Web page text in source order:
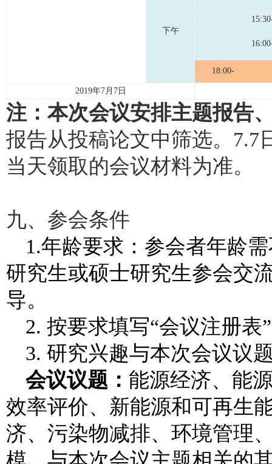
下午
18:00-
2019年7月7日
注：本次会议安排主题报告
报告从投稿论文中筛选。7.7
当天领取的会议材料为准。
九、参会条件
1.年龄要求：参会者年龄
研究生或硕士研究生参会交
导。
2. 按要求填写“会议注册表
3. 研究兴趣与本次会议议
会议议题：能源经济、能
效率评价、新能源和可再生
济、污染物减排、环境管理